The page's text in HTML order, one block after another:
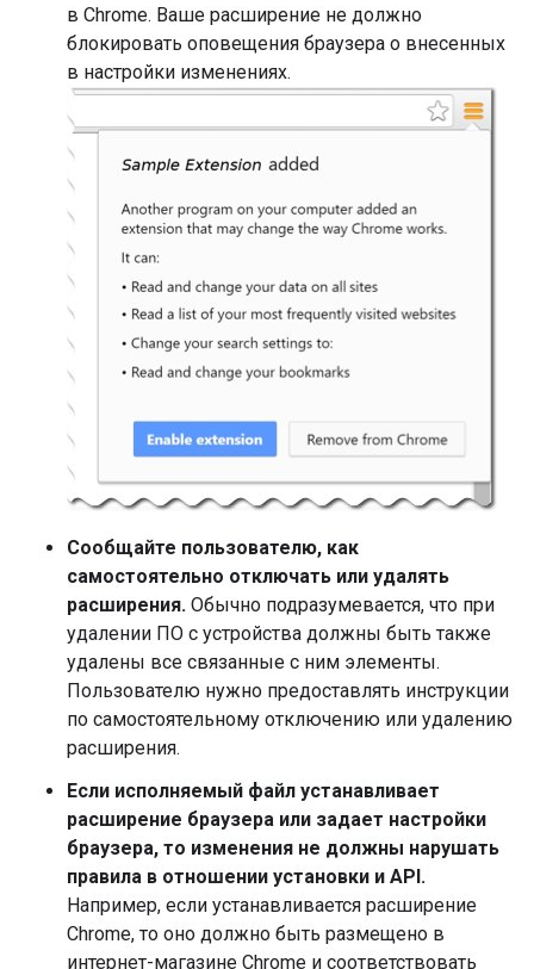
в Chrome. Ваше расширение не должно
блокировать оповещения браузера о внесенных
в настройки изменениях.
Сообщайте пользователю, как
самостоятельно отключать или удалять
расширения. Обычно подразумевается, что при
удалении ПО с устройства должны быть также
удалены все связанные с ним элементы.
Пользователю нужно предоставлять инструкции
по самостоятельному отключению или удалению
расширения.
Если исполняемый файл устанавливает
расширение браузера или задает настройки
браузера, то изменения не должны нарушать
правила в отношении установки и API.
Например, если устанавливается расширение
Chrome, то оно должно быть размещено в
интернет-магазине Chrome и соответствовать